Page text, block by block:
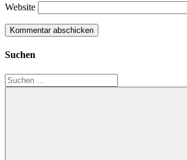
Website
Suchen
Suchen
nach: